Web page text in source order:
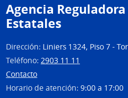
Agencia
Estatales
Dirección: Liniers 1324, Piso 7 -
Teléfono: 2903 11 11
Contacto
Horario de atención: 9:00 a 17:00